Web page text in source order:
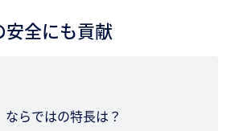
安全にも貢献
ならではの特長は？